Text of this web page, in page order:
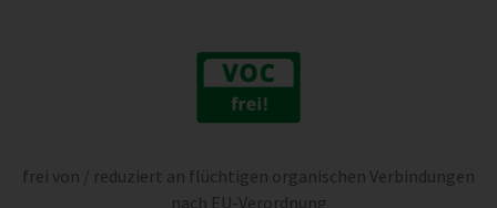
frei von / reduziert an flüchtigen organischen Verbindungen
nach EU-Verordnung